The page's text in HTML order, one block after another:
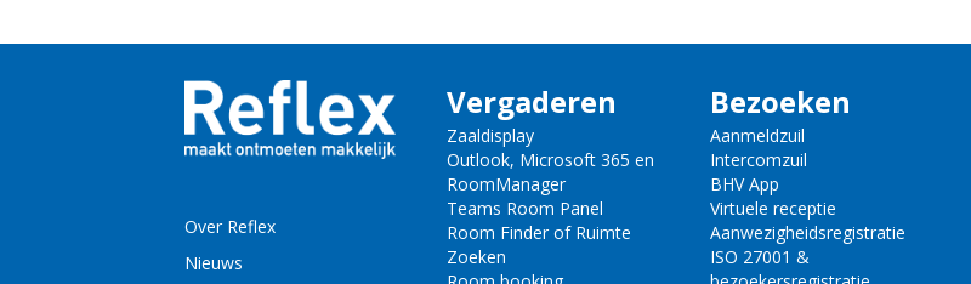
Over Reflex
Nieuws
Vergaderen
Zaaldisplay
Outlook, Microsoft 365 en
RoomManager
Teams Room Panel
Room Finder of Ruimte
Zoeken
Bezoeken
Aanmeldzuil
Intercomzuil
BHV App
Virtuele receptie
Aanwezigheidsregistratie
ISO 27001 &